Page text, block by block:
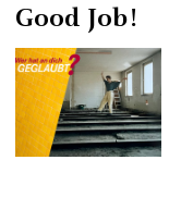
Good Job!